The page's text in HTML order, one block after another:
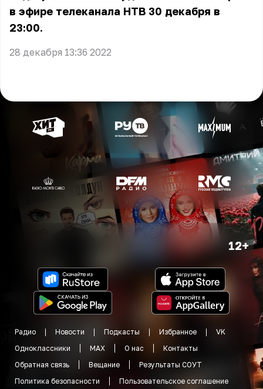
в эфире телеканала НТВ 30 декабря в
23:00.
28 декабря 13:36 2022
12+
Радио Новости Подкасты Избранное
VK
Одноклассники
MAX О нас
Контакты
Обратная связь
Вещание
Результаты СОУТ
Политика безопасности
Пользовательское соглашение